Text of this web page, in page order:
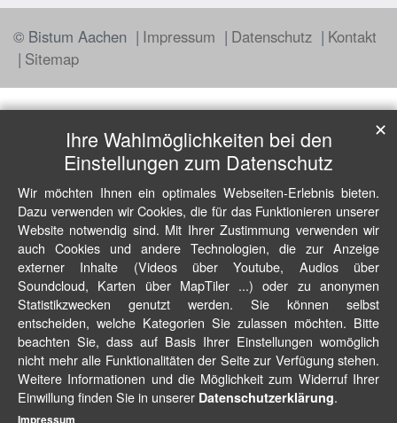
© Bistum Aachen Impressum Datenschutz
Kontakt
Sitemap
Ihre Wahlmöglichkeiten bei den
Einstellungen zum Datenschutz
Wir möchten Ihnen ein optimales Webseiten-Erlebnis bieten.
Dazu verwenden wir Cookies, die für das Funktionieren unserer
Website notwendig sind. Mit Ihrer Zustimmung verwenden wir
auch Cookies und andere Technologien, die zur Anzeige
externer Inhalte (Videos über Youtube, Audios über
Soundcloud, Karten über MapTiler ...) oder zu anonymen
Statistikzwecken genutzt werden. Sie können selbst
entscheiden, welche Kategorien Sie zulassen möchten. Bitte
beachten Sie, dass auf Basis Ihrer Einstellungen womöglich
nicht mehr alle Funktionalitäten der Seite zur Verfügung stehen.
Weitere Informationen und die Möglichkeit zum Widerruf Ihrer
Einwillung finden Sie in unserer Datenschutzerklärung.
✕
Impressum